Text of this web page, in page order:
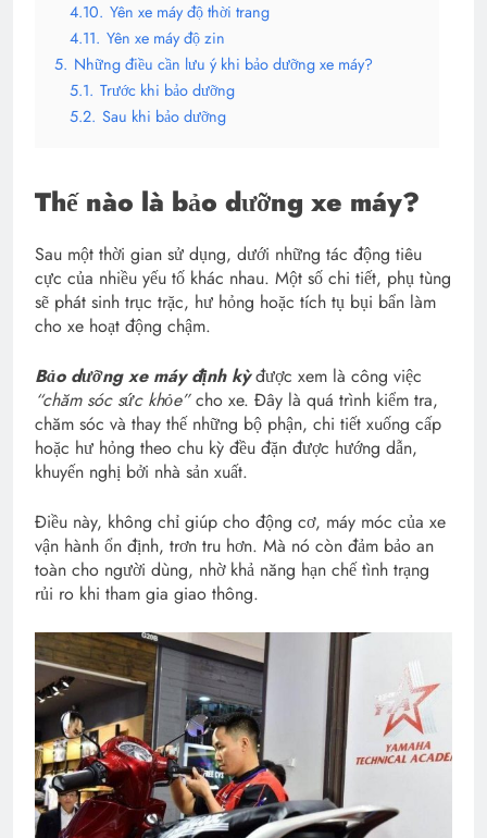
4.10. Yên xe máy độ thời trang
4.11. Yên xe máy độ zin
5. Những điều cần lưu ý khi bảo dưỡng xe máy?
5.1. Trước khi bảo dưỡng
5.2. Sau khi bảo dưỡng
Thế nào là bảo dưỡng xe máy?
Sau một thời gian sử dụng, dưới những tác động tiêu
cực của nhiều yếu tố khác nhau. Một số chi tiết, phụ tùng
sẽ phát sinh trục trặc, hư hỏng hoặc tích tụ bụi bẩn làm
cho xe hoạt động chậm.
Bảo dưỡng xe máy định kỳđược xem là công việc
“chăm sóc sức khỏe”cho xe. Đây là quá trình kiểm tra,
chăm sóc và thay thế những bộ phận, chi tiết xuống cấp
hoặc hư hỏng theo chu kỳ đều đặn được hướng dẫn,
khuyến nghị bởi nhà sản xuất.
Điều này, không chỉ giúp cho động cơ, máy móc của xe
vận hành ổn định, trơn tru hơn. Mà nó còn đảm bảo an
toàn cho người dùng, nhờ khả năng hạn chế tình trạng
rủi ro khi tham gia giao thông.